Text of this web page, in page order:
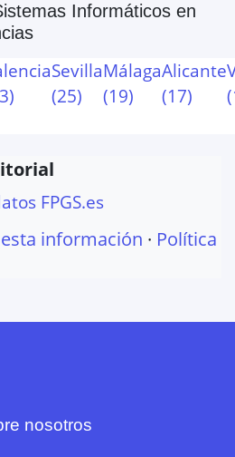
Informáticos en
)
Sevilla
(25)
Málaga
(19)
Alicante
(17)
(
FPGS.es
información · Política
nosotros